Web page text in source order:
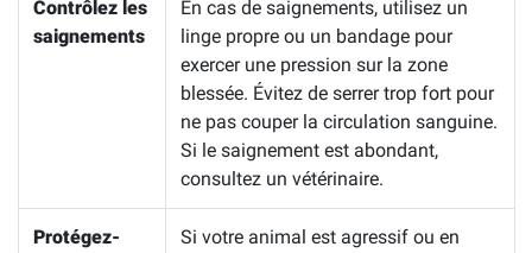
Contrôlez les
saignements
En cas de saignements, utilisez un
linge propre ou un bandage pour
exercer une pression sur la zone
blessée. Évitez de serrer trop fort pour
ne pas couper la circulation sanguine.
Si le saignement est abondant,
consultez un vétérinaire.
Protégez-
Si votre animal est agressif ou en